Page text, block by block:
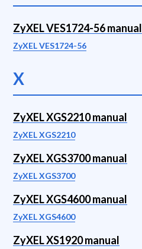
ZyXEL VES1724-56 manual
ZyXEL VES1724-56
X
ZyXEL XGS2210 manual
ZyXEL XGS2210
ZyXEL XGS3700 manual
ZyXEL XGS3700
ZyXEL XGS4600 manual
ZyXEL XGS4600
ZyXEL XS1920 manual